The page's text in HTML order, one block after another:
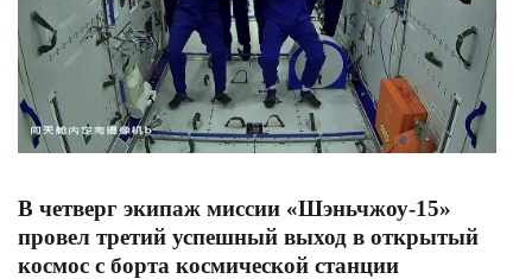
В четверг экипаж миссии «Шэньчжоу-15»
провел третий успешный выход в открытый
космос с борта космической станции